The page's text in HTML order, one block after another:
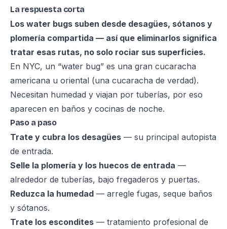
La respuesta corta
Los water bugs suben desde desagües, sótanos y
plomería compartida — así que eliminarlos significa
tratar esas rutas, no solo rociar sus superficies.
En NYC, un “water bug” es una gran cucaracha
americana u oriental (una cucaracha de verdad).
Necesitan humedad y viajan por tuberías, por eso
aparecen en baños y cocinas de noche.
Paso a paso
Trate y cubra los desagües — su principal autopista
de entrada.
Selle la plomería y los huecos de entrada —
alrededor de tuberías, bajo fregaderos y puertas.
Reduzca la humedad — arregle fugas, seque baños
y sótanos.
Trate los escondites — tratamiento profesional de